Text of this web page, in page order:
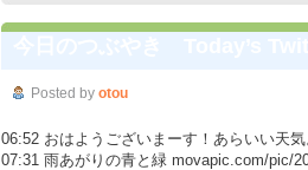
Posted by otou
06:52 おはようございまーす！あらいい天
07:31 雨あがりの青と緑 movapic.com/pic/